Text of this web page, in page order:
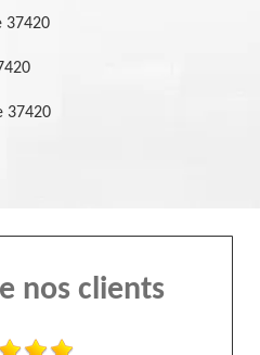
37420
37420
nos clients